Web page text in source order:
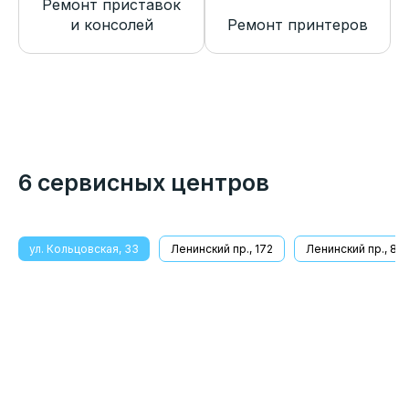
Ремонт приставок
и консолей
Ремонт принтеров
6 сервисных центров
ул. Кольцовская, 33 Ленинский пр., 172 Ленинский пр., 8/1